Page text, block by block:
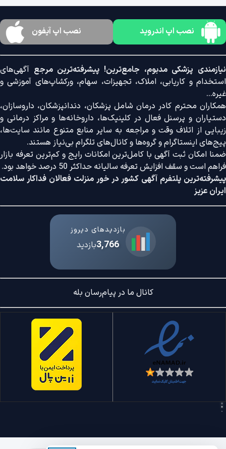
نصب اپ اندروید نصب اپ آیفون
نیازمندی پزشکی مدبوم، جامع‌ترین! پیشرفته‌ترین مرجع آگهی‌های
استخدام و کاریابی، املاک، تجهیزات، سهام، ورکشاپ‌های آموزشی و
غیره...
همکاران محترم کادر درمان شامل پزشکان، دندانپزشکان، داروسازان،
دستیاران و پرسنل فعال در کلینیک‌ها، داروخانه‌ها و مراکز درمانی و
زیبایی از اتلاف وقت و مراجعه به سایر منابع متنوع مانند سایت‌ها،
پیج‌های اینستاگرام و گروه‌ها و کانال‌های تلگرام بی‌نیاز هستند.
ضمنا امکان ثبت آگهی با کامل‌ترین امکانات رایج و کم‌ترین تعرفه بازار
فراهم است و سقف افزایش تعرفه سالیانه حداکثر 50 درصد خواهد بود.
پیشرفته‌ترین پلتفرم آگهی کشور در خور منزلت فعالان فداکار سلامت
ایران عزیز
بازدیدهای دیروز
3,766بازدید
کانال ما در پیام‌رسان بله